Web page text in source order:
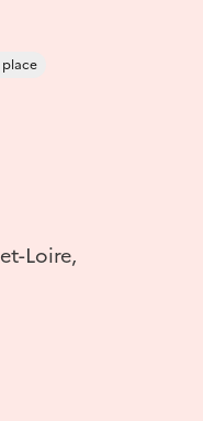
place
Loire,